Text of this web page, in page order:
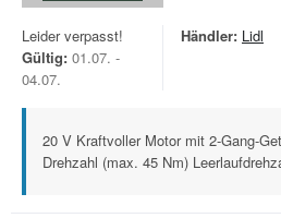
Leider verpasst!
Gültig: 01.07. -
04.07.
Händler: Lidl
20 V Kraftvoller Motor mit 2-Gang-
Drehzahl (max. 45 Nm)